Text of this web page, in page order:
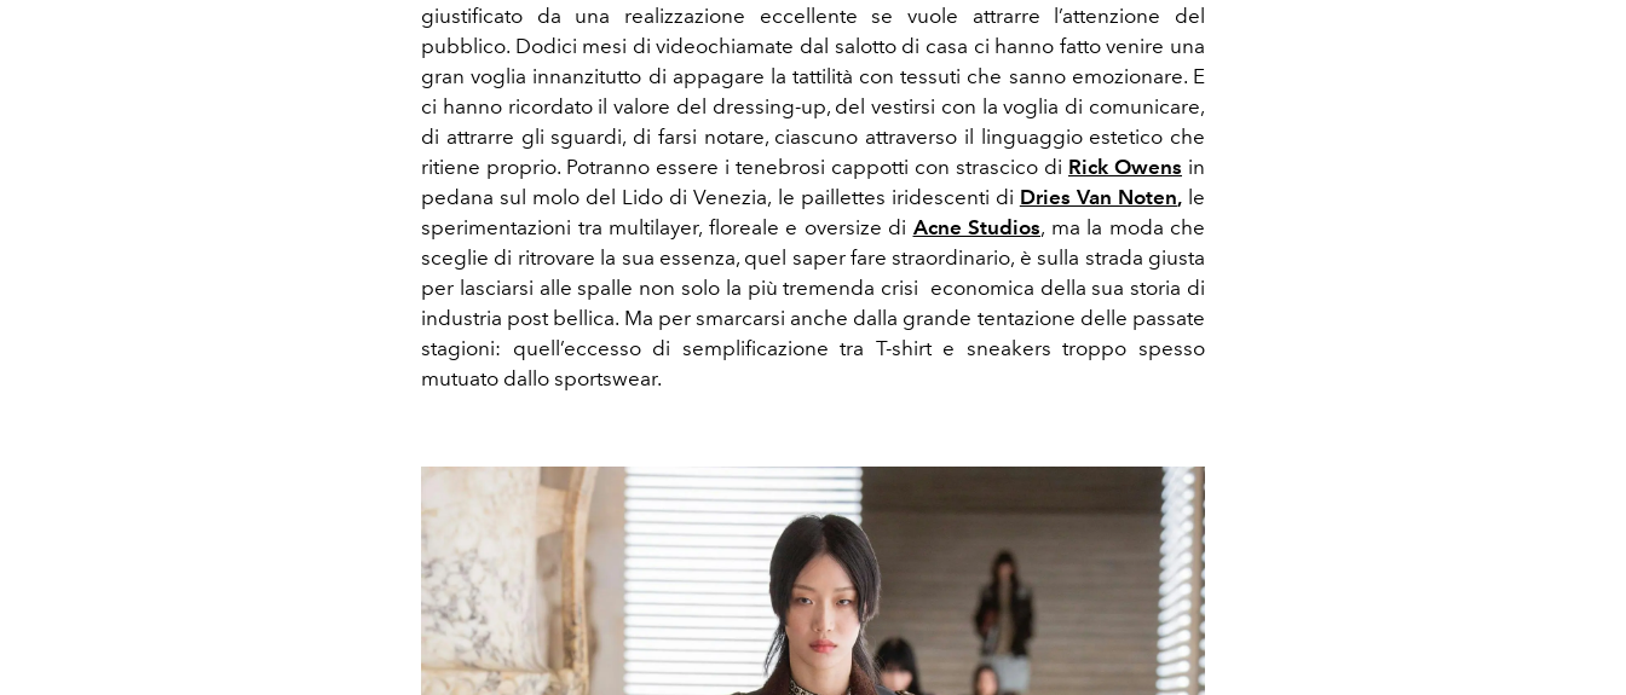
giustificato da una realizzazione eccellente se vuole attrarre l’attenzione del
pubblico. Dodici mesi di videochiamate dal salotto di casa ci hanno fatto venire una
gran voglia innanzitutto di appagare la tattilità con tessuti che sanno emozionare. E
ci hanno ricordato il valore del dressing-up, del vestirsi con la voglia di comunicare,
di attrarre gli sguardi, di farsi notare, ciascuno attraverso il linguaggio estetico che
ritiene proprio. Potranno essere i tenebrosi cappotti con strascico di Rick Owens in
pedana sul molo del Lido di Venezia, le paillettes iridescenti di Dries Van Noten,le
sperimentazioni tra multilayer, floreale e oversize di Acne Studios, ma la moda che
sceglie di ritrovare la sua essenza, quel saper fare straordinario, è sulla strada giusta
per lasciarsi alle spalle non solo la più tremenda crisi economica della sua storia di
industria post bellica. Ma per smarcarsi anche dalla grande tentazione delle passate
stagioni: quell’eccesso di semplificazione tra T-shirt e sneakers troppo spesso
mutuato dallo sportswear.